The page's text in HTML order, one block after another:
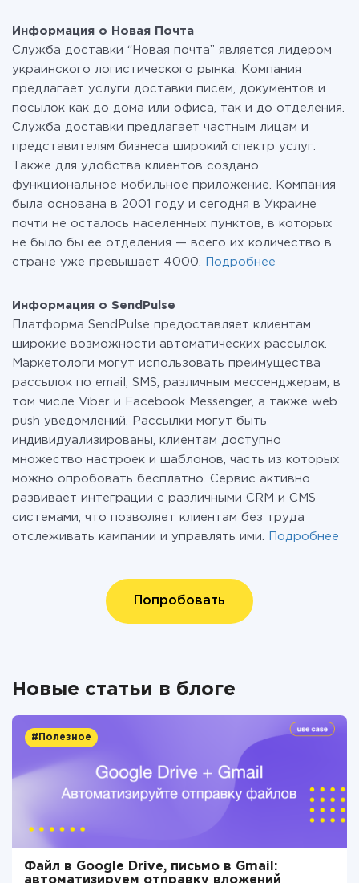
перейти на платный, при необходимости. Подробнее
отарифах .
Информация о Новая Почта
Служба доставки “Новая почта” является лидером
украинского логистического рынка. Компания
предлагает услуги доставки писем, документов и
посылок как до дома или офиса, так и до отделения.
Служба доставки предлагает частным лицам и
представителям бизнеса широкий спектр услуг.
Также для удобства клиентов создано
функциональное мобильное приложение. Компания
была основана в 2001 году и сегодня в Украине
почти не осталось населенных пунктов, в которых
не было бы ее отделения — всего их количество в
стране уже превышает 4000.
Подробнее
Информация о SendPulse
Платформа SendPulse предоставляет клиентам
широкие возможности автоматических рассылок.
Маркетологи могут использовать преимущества
рассылок по email, SMS, различным мессенджерам, в
том числе Viber и Facebook Messenger, а также web
push уведомлений. Рассылки могут быть
индивидуализированы, клиентам доступно
множество настроек и шаблонов, часть из которых
можно опробовать бесплатно. Сервис активно
развивает интеграции с различными CRM и CMS
системами, что позволяет клиентам без труда
отслеживать кампании и управлять ими.
Подробнее
Попробовать
Новые статьи в блоге
#Полезное
Файл в Google Drive, письмо в Gmail:
автоматизируем отправку вложений